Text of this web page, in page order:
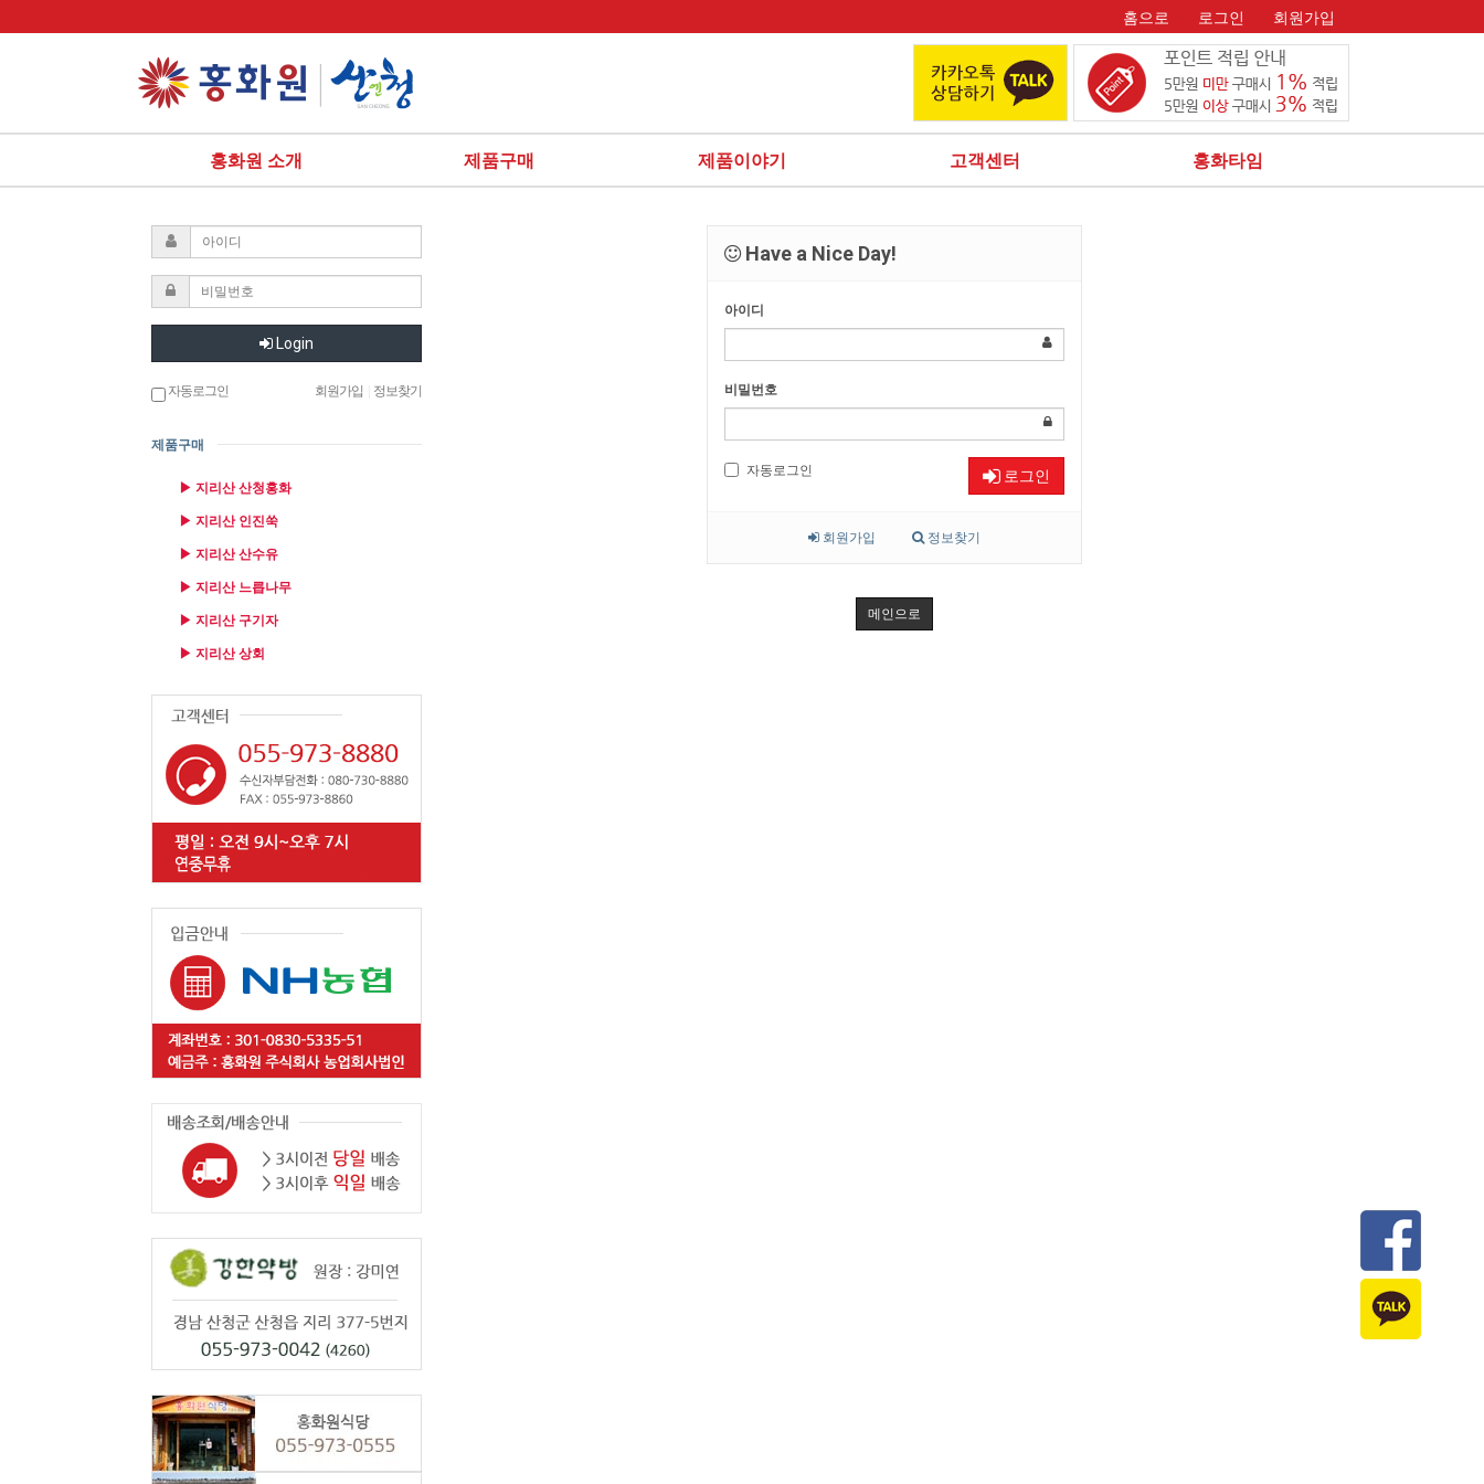
회원가입
로그인
홈으로
홍화원 소개 제품구매 제품이야기 고객센터 홍화타임
Have a Nice Day!
아이디
비밀번호
자동로그인 로그인
회원가입 정보찾기
메인으로
Login
자동로그인 회원가입 정보찾기
제품구매
▶ 지리산 산청홍화
▶ 지리산 인진쑥
▶ 지리산 산수유
▶ 지리산 느릅나무
▶ 지리산 구기자
▶ 지리산 상회